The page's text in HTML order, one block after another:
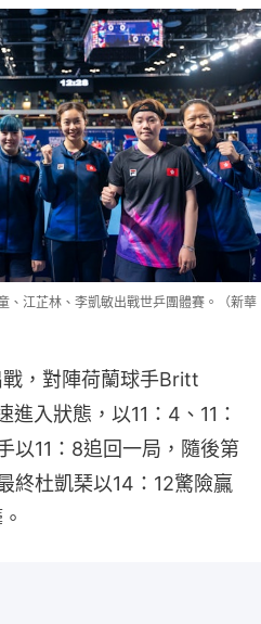
、江芷林、李凱敏出戰世乒團體賽。（新華
戰，對陣荷蘭球手Britt
入狀態，以11：4、11：
以11：8追回一局，隨後第
終杜凱琹以14：12驚險贏